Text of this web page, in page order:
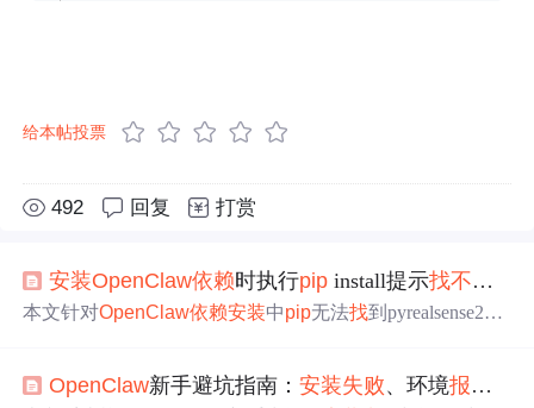
给本帖投票
492 回复 打赏
安装OpenClaw依赖时执行pip install提示找不到
本文针对OpenClaw依赖安装中pip无法找到pyrealsense2==
有效解决方案，包括查询可用版本、源码编译、conda替代
OpenClaw新手避坑指南：安装失败、环境报错的